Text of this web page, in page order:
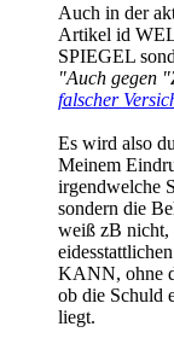
Auch in der
Artikel id
SPIEGEL
"Auch gegen
falscher
Es wird also
Meinem
irgendwelche
sondern die
weiß zB nicht,
KANN, ohne
ob die Schuld
liegt.